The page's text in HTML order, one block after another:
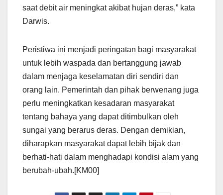
saat debit air meningkat akibat hujan deras,” kata
Darwis.
Peristiwa ini menjadi peringatan bagi masyarakat
untuk lebih waspada dan bertanggung jawab
dalam menjaga keselamatan diri sendiri dan
orang lain. Pemerintah dan pihak berwenang juga
perlu meningkatkan kesadaran masyarakat
tentang bahaya yang dapat ditimbulkan oleh
sungai yang berarus deras. Dengan demikian,
diharapkan masyarakat dapat lebih bijak dan
berhati-hati dalam menghadapi kondisi alam yang
berubah-ubah.[KM00]